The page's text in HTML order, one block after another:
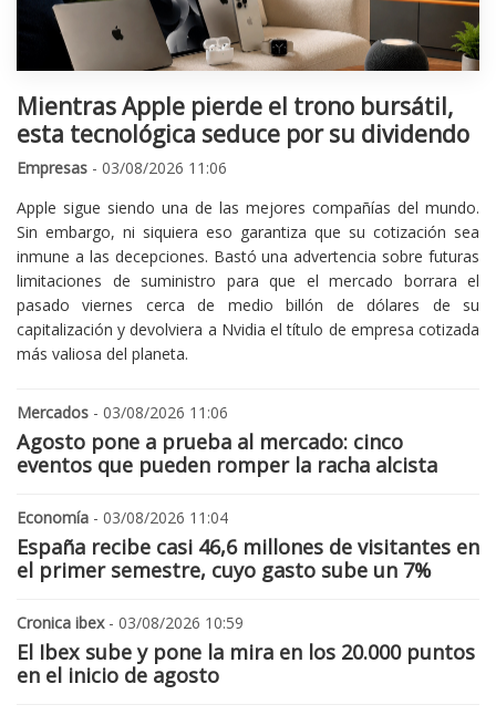
Mientras Apple pierde el trono bursátil,
esta tecnológica seduce por su dividendo
Empresas - 03/08/2026 11:06
Apple sigue siendo una de las mejores compañías del mundo.
Sin embargo, ni siquiera eso garantiza que su cotización sea
inmune a las decepciones. Bastó una advertencia sobre futuras
limitaciones de suministro para que el mercado borrara el
pasado viernes cerca de medio billón de dólares de su
capitalización y devolviera a Nvidia el título de empresa cotizada
más valiosa del planeta.
Mercados - 03/08/2026 11:06
Agosto pone a prueba al mercado: cinco
eventos que pueden romper la racha alcista
Economía - 03/08/2026 11:04
España recibe casi 46,6 millones de visitantes en
el primer semestre, cuyo gasto sube un 7%
Cronica ibex- 03/08/2026 10:59
El Ibex sube y pone la mira en los 20.000 puntos
en el inicio de agosto